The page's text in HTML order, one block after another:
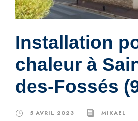
Installation
chaleur à
des-Fossés
5 AVRIL 2023 MIKAEL